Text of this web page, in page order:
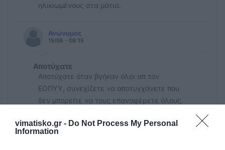
vimatisko.gr - Do Not Process My Personal
Information
ηλικιωμένους στα μάτια.
Ανώνυμος
15/05 - 08:15
Αποτύχατε
Αποτύχατε όταν βγήκαν όλοι απ τον
ΕΟΠΥΥ, συνεχίζετε να αποτυγχάνετε που
δεν μπορείτε να τους επαναφέρετε όλους.